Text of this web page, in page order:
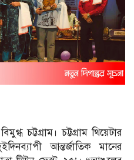
চট্টগ্রাম। চট্টগ্রাম থিয়েটার
আন্তর্জাতিক মানের